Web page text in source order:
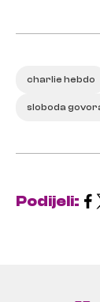
charlie hebdo
sloboda
Podijeli: